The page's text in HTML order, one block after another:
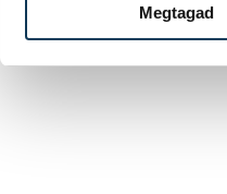
Megtagad